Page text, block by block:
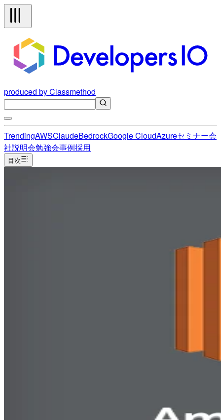
produced by Classmethod
TrendingAWSClaudeBedrockGoogle CloudAzureセミナー会
社説明会勉強会事例採用
目次